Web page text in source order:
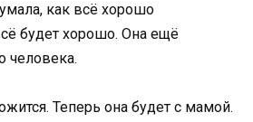
как всё хорошо
будет хорошо. Она ещё
человека.
Теперь она будет с мамой.